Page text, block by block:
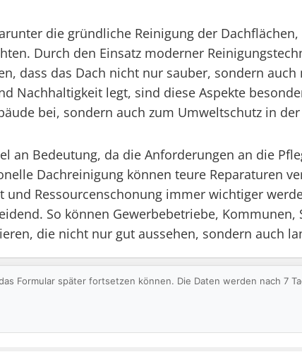
die gründliche Reinigung der
Durch den Einsatz moderner
dass das Dach nicht nur sauber, sondern
Nachhaltigkeit legt, sind diese Aspekte
bei, sondern auch zum Umweltschutz in der
an Bedeutung, da die Anforderungen an die
Dachreinigung können teure Reparaturen
Ressourcenschonung immer wichtiger
So können Gewerbebetriebe,
die nicht nur gut aussehen, sondern auch
Formular später fortsetzen können. Die Daten werden nach 7